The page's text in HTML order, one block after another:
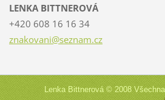
LENKA BITTNEROVÁ
+420 608 16 16 34
znakovani@seznam.cz
Lenka Bittnerová © 2008